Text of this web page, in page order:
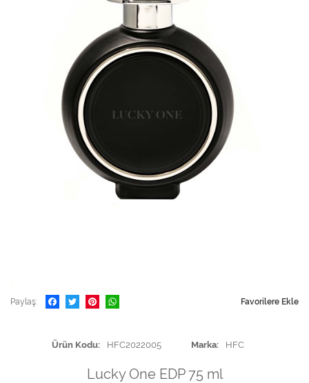
Paylaş Favorilere Ekle
Ürün Kodu HFC2022005 Marka HFC
Lucky One EDP 75 ml